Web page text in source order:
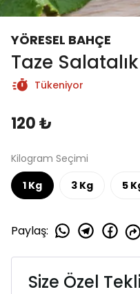
YÖRESEL BAHÇE
Taze Salatalık
Tükeniyor
120 ₺
Kilogram Seçimi
1 Kg
3 Kg 5
Paylaş:
Size Özel